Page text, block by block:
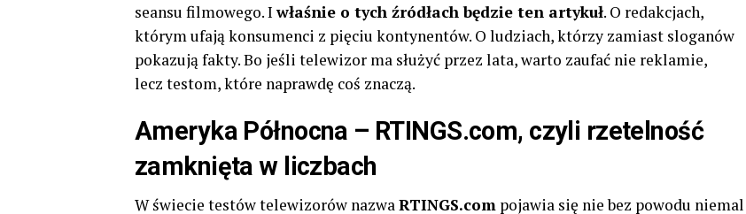
seansu filmowego. Iwłaśnie o tych źródłach będzie ten artykuł. O redakcjach,
którym ufają konsumenci z pięciu kontynentów. O ludziach, którzy zamiast sloganów
pokazują fakty. Bo jeśli telewizor ma służyć przez lata, warto zaufać nie reklamie,
lecz testom, które naprawdę coś znaczą.
Ameryka Północna – RTINGS.com, czyli rzetelność
zamknięta w liczbach
W świecie testów telewizorów nazwaRTINGS.com pojawia się nie bez powodu niemal